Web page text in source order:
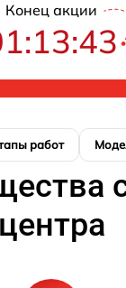
Конец акции
работ
центра